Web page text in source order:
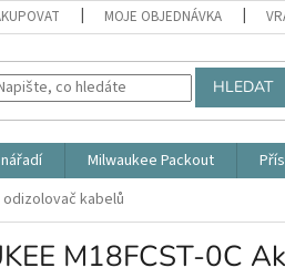
MOJE OBJEDNÁVKA
HLEDAT
Milwaukee Packout
odizolovač kabelů
M18FCST-0C